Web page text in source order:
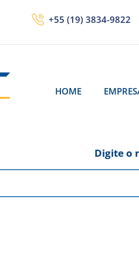
+55 (19) 3834-9822
HOME
Digite o